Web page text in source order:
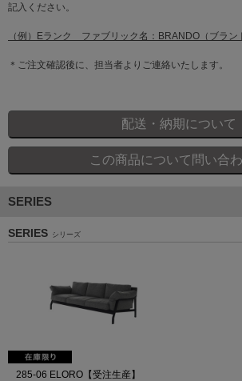
記入ください。
（例）Eランク ファブリック名：BRANDO（ブラ
＊ご注文確認後に、担当者よりご連絡いたします。
SERIES
SERIES シリーズ
285-06 ELORO【受注生産】